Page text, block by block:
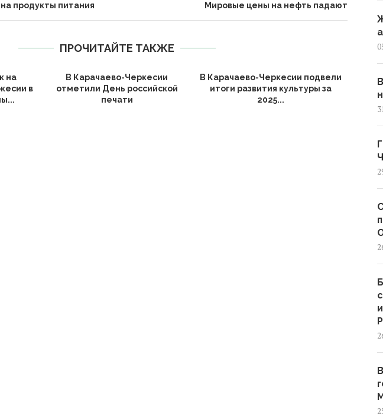
продукты питания Мировые цены на нефть падают
ПРОЧИТАЙТЕ ТАКЖЕ
на
в
В Карачаево-Черкесии
отметили День российской
печати
В Карачаево-Черкесии подвели
итоги развития культуры за
2025...